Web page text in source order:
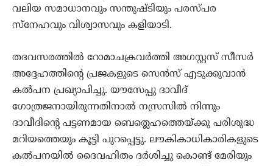
വലിയ സമാധാനവും സന്തുഷ്ടിയും പരസ്പര
സ്നേഹവും വിശ്വാസവും കളിയാടി.
തദവസരത്തില്‍ റോമാചക്രവര്‍ത്തി അഗസ്റ്റസ് സീസര്‍
അദ്ദേഹത്തിന്‍റെ പ്രജകളുടെ സെന്‍സ് എടുക്കുവാന്‍
കല്‍പന പ്രഖ്യാപിച്ചു. യൗസേപ്പു ദാവീദ്
ഗോത്രജനായിരുന്നതിനാല്‍ നസ്രസില്‍ നിന്നും
ദാവീദിന്‍റെ പട്ടണമായ ബെത്ലെഹത്തെയ്ക്കു പരിശുദ്ധ
മറിയത്തെയും കൂട്ടി പുറപ്പെട്ടു. ലൗകികാധികാരികളുടെ
കല്‍പനയില്‍ ദൈവഹിതം ദര്‍ശിച്ചു കൊണ്ട് മേരിയും